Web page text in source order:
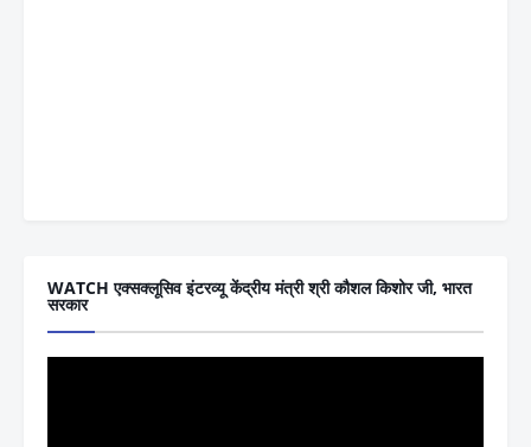
WATCH एक्सक्लूसिव इंटरव्यू केंद्रीय मंत्री श्री कौशल किशोर जी, भारत
सरकार